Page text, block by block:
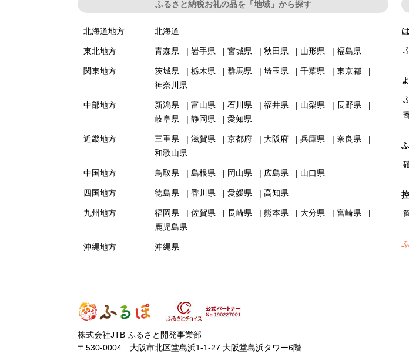
ふるさと納税お礼の品を「地域」から探す
北海道地方 北海道
東北地方 青森県 岩手県 宮城県 秋田県 山形県 福島県
関東地方 茨城県 栃木県 群馬県 埼玉県 千葉県
東京都
神奈川県
中部地方 新潟県 富山県 石川県 福井県 山梨県
長野県
岐阜県
静岡県 愛知県
近畿地方 三重県 滋賀県 京都府 大阪府 兵庫県
奈良県
和歌山県
中国地方 鳥取県 島根県 岡山県 広島県 山口県
四国地方 徳島県 香川県 愛媛県 高知県
九州地方 福岡県 佐賀県 長崎県 熊本県 大分県
宮崎県
鹿児島県
沖縄地方 沖縄県
株式会社JTB ふるさと開発事業部
〒530-0004 大阪市北区堂島浜1-1-27 大阪堂島浜タワー6階